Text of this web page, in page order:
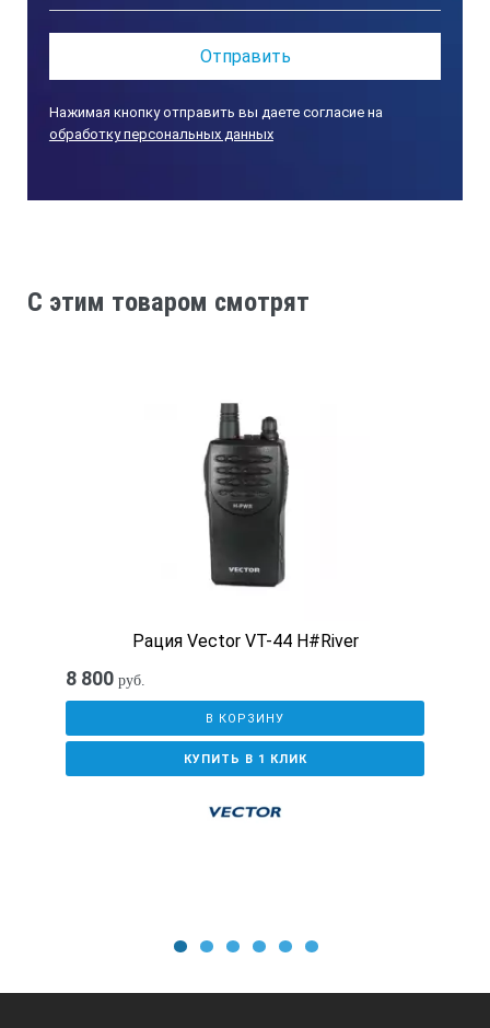
Нажимая кнопку отправить вы даете согласие на
обработку персональных данных
C этим товаром смотрят
Рация Vector VT-44 H#River
8 800 руб.
В КОРЗИНУ
КУПИТЬ В 1 КЛИК